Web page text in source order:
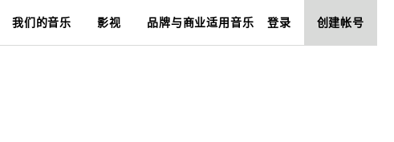
我们的音乐 影视 品牌与商业适用音乐 登录 创建帐号